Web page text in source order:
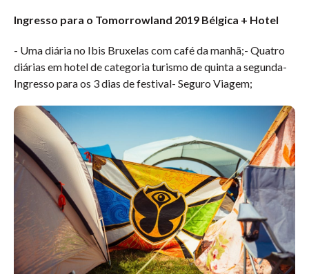
Ingresso para o Tomorrowland 2019 Bélgica + Hotel
- Uma diária no Ibis Bruxelas com café da manhã;- Quatro
diárias em hotel de categoria turismo de quinta a segunda-
Ingresso para os 3 dias de festival- Seguro Viagem;